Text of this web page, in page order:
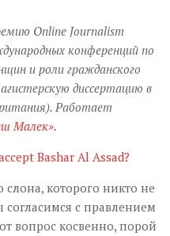
Online Journalism
конференций по
и роли гражданского
диссертацию в
Работает
Малек».
Bashar Al Assad?
которого никто не
согласимся с правлением
вопрос косвенно, порой